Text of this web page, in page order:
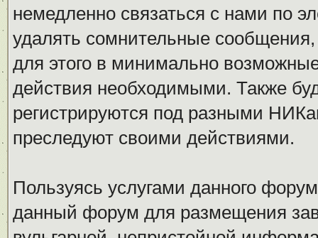
немедленно связаться с нами по
удалять сомнительные
для этого в минимально
действия необходимыми. Также
регистрируются под разными
преследуют своими действиями.
Пользуясь услугами данного
данный форум для размещения